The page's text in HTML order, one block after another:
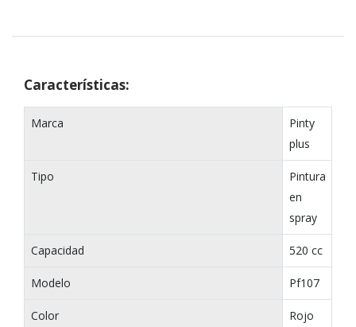
Características:
Marca
Pinty
plus
Tipo
Pintura
en
spray
Capacidad 520 cc
Modelo Pf107
Color
Rojo